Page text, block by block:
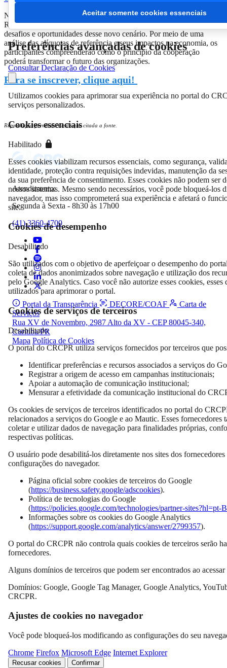
Nesta aula, o palestrante apresentará um panorama geral da
Reforma, incluindo osfatos geradores do IBS e da CBS, além dos
desafios e oportunidades desse novo cenário. Por meio de uma
análise das alíquotas de referência e seus impactos na economia, os
participantes compreenderão como o princípio da cooperação
poderá transformar o futuro das organizações.
Para se inscrever, clique aqui!
Reprodução permitida desde que citada a fonte.
Atendimento:
Segunda à Sexta - 8h30 às 17h00
(41) 3360-4700
Portal da Transparência DECORE/COAF
Carta de
Serviços
Rua XV de Novembro, 2987 Alto da XV - CEP 80045-340,
Curitiba/PR
Mapa Política de Cookies
Aceitar somente cookies essenciais
Preferências avançadas de cookies
Consultar Declaração de Cookies
Utilizamos cookies para aprimorar sua experiência no portal do
serviços personalizados.
Cookies essenciais
Habilitado
Esses cookies viabilizam recursos essenciais, como segurança,
identidade, proteção contra requisições indevidas, manutenção da
da sua preferência de consentimento. Esses cookies não podem ser
nossos sistemas. Mesmo sendo necessários, você pode bloqueá-los
navegador, mas isso comprometerá sua experiência e afetará o
site.
Cookies de desempenho
Desabilitado
São utilizados com o objetivo de aperfeiçoar o desempenho do
coleta de dados anonimizados sobre navegação e utilização dos
pelo Google Analytics. Caso você não autorize esses cookies, esses
utilizados para aprimorar o portal.
Cookies de serviços de terceiros
Desabilitado
O portal do CRCPR utiliza serviços fornecidos por terceiros que
Identificar preferências e recursos associados a serviços do
Registrar a origem de acesso em campanhas institucionais;
Apoiar a automação de comunicação institucional;
Mensurar a efetividade da comunicação institucional do
Os cookies de serviços de terceiros identificados no portal do
relacionados a serviços do Google e ao Mautic. Esses fornecedores
coletar e utilizar dados de navegação para finalidades próprias,
respectivas políticas.
O usuário pode desabilitá-los diretamente nos sites dos fornecedores
configurações do navegador.
Página oficial sobre cookies de terceiros do Google
(https://business.safety.google/adscookies).
Política de tecnologias do Google
(https://policies.google.com/technologies/partner-sites?hl=pt-
Informações sobre os cookies do Google Analytics
(https://support.google.com/analytics/answer/2799357).
O portal do CRCPR não controla quais cookies de terceiros serão
fornecedores.
Alguns domínios de terceiros que podem ser encontrados ao
Domínios: Google, Google Tag Manager, Google Analytics,
CRCPR.
Ajustes de cookies no navegador
Você pode bloqueá-los modificando as configurações do seu
Chrome Firefox Microsoft Edge Internet Explorer
Recusar cookies Confirmar